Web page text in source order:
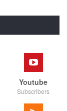
Youtube
Subscribers